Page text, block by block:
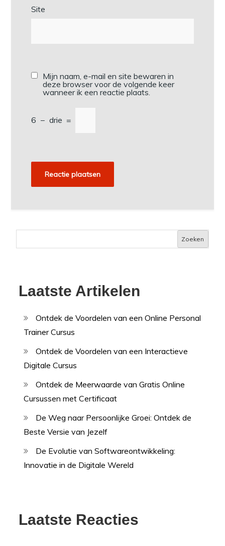
Site
Mijn naam, e-mail en site bewaren in
deze browser voor de volgende keer
wanneer ik een reactie plaats.
6 − drie =
Zoeken
Laatste Artikelen
Ontdek de Voordelen van een Online Personal
Trainer Cursus
Ontdek de Voordelen van een Interactieve
Digitale Cursus
Ontdek de Meerwaarde van Gratis Online
Cursussen met Certificaat
De Weg naar Persoonlijke Groei: Ontdek de
Beste Versie van Jezelf
De Evolutie van Softwareontwikkeling:
Innovatie in de Digitale Wereld
Laatste Reacties